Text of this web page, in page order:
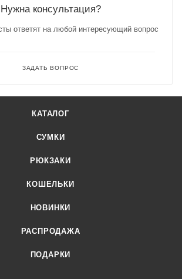
Нужна консультация?
ответят на любой интересующий вопрос
ЗАДАТЬ ВОПРОС
КАТАЛОГ
СУМКИ
РЮКЗАКИ
КОШЕЛЬКИ
НОВИНКИ
РАСПРОДАЖА
ПОДАРКИ